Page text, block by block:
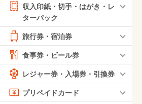
収入印紙・切手・はがき・レ
ターパック
旅行券・宿泊券
食事券・ビール券
レジャー券・入場券・引換券
プリペイドカード